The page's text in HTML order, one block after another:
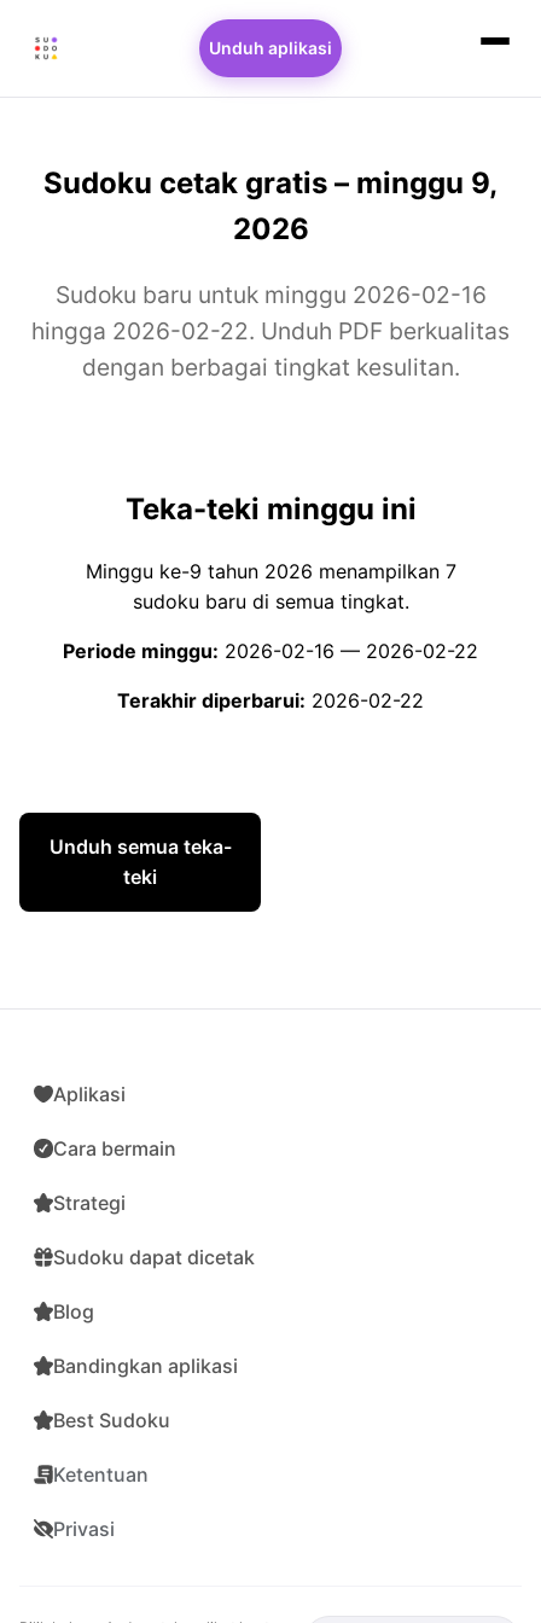
Unduh aplikasi
Sudoku cetak gratis – minggu 9,
2026
Sudoku baru untuk minggu 2026-02-16
hingga 2026-02-22. Unduh PDF berkualitas
dengan berbagai tingkat kesulitan.
Teka-teki minggu ini
Minggu ke-9 tahun 2026 menampilkan 7
sudoku baru di semua tingkat.
Periode minggu: 2026-02-16 — 2026-02-22
Terakhir diperbarui: 2026-02-22
Unduh semua teka-
teki
Aplikasi
Cara bermain
Strategi
Sudoku dapat dicetak
Blog
Bandingkan aplikasi
Best Sudoku
Ketentuan
Privasi